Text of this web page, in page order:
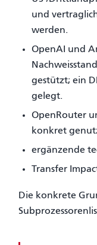
und
werden.
OpenAI und
gestützt; ein
gelegt.
OpenRouter
konkret
ergänzende
Transfer
Die konkrete